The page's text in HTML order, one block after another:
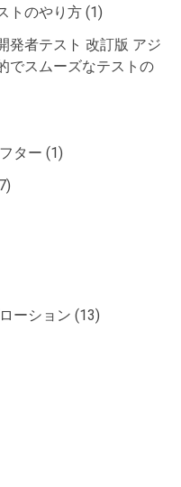
トのやり方 (1)
発者テスト 改訂版 アジ
でスムーズなテストの
ター (1)
ーション (13)